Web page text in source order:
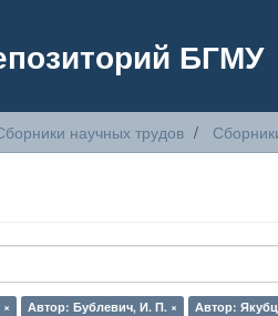
БГМУ
научных трудов
Автор: Бублевич, И. П. × Автор: